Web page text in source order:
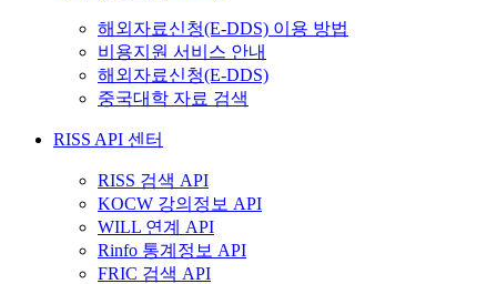
해외자료신청(E-DDS) 이용 방법
비용지원 서비스 안내
해외자료신청(E-DDS)
중국대학 자료 검색
RISS API 센터
RISS 검색 API
KOCW 강의정보 API
WILL 연계 API
Rinfo 통계정보 API
FRIC 검색 API